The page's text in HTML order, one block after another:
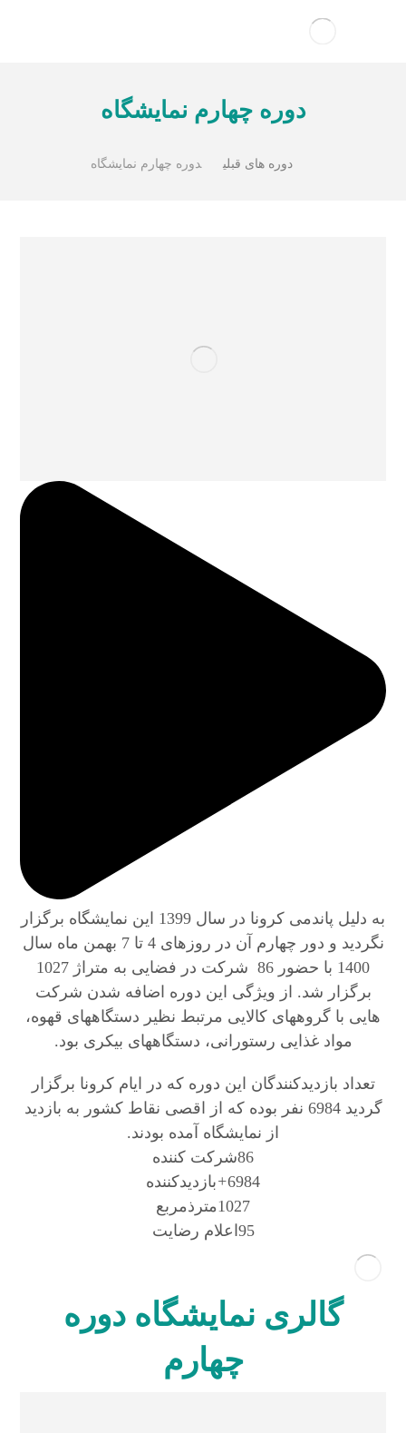
دوره چهارم نمایشگاه
دوره های قبلی دوره چهارم نمایشگاه
به دلیل پاندمی کرونا در سال 1399 این نمایشگاه برگزار
نگردید و دور چهارم آن در روزهای 4 تا 7 بهمن ماه سال
1400 با حضور 86 شرکت در فضایی به متراژ 1027
برگزار شد. از ویژگی این دوره اضافه شدن شرکت
هایی با گروههای کالایی مرتبط نظیر دستگاههای قهوه،
مواد غذایی رستورانی، دستگاههای بیکری بود.
تعداد بازدیدکنندگان این دوره که در ایام کرونا برگزار
گردید 6984 نفر بوده که از اقصی نقاط کشور به بازدید
از نمایشگاه آمده بودند.
86شرکت کننده
6984
+بازدیدکننده
1027مترذمربع
95اعلام رضایت
گالری نمایشگاه دوره
چهارم